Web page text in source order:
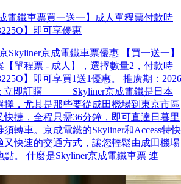
電鐵車票買一送一】成人單程票付款時
】即可享優惠
Skyliner京成電鐵車票優惠 【買一送一】
單程票 - 成人】，選擇數量2，付款時
】即可享買1送1優惠。 推廣期：2026
立即訂購 =====Skyliner京成電鐵是日本
擇，尤其是那些要從成田機場到東京市區
捷，全程只需36分鐘，即可直達日暮里
轉車。京成電鐵的Skyliner和Access特快
又快速的交通方式，讓您輕鬆由成田機場
。 什麼是Skyliner京成電鐵車票 連